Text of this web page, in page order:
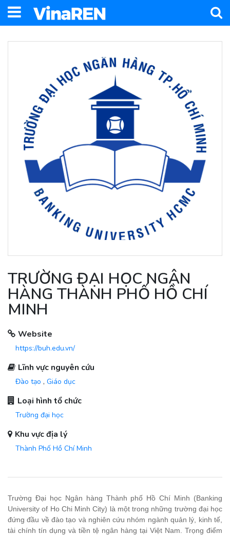
TRƯỜNG ĐẠI HỌC NGÂN
HÀNG THÀNH PHỐ HỒ CHÍ
MINH
Website
https://buh.edu.vn/
Lĩnh vực nguyên cứu
Đào tạo , Giáo dục
Loại hình tổ chức
Trường đại học
Khu vực địa lý
Thành Phố Hồ Chí Minh
Trường Đại học Ngân hàng Thành phố Hồ Chí Minh (Banking
University of Ho Chi Minh City) là một trong những trường đại học
đứng đầu về đào tạo và nghiên cứu nhóm ngành quản lý, kinh tế,
tài chính tín dụng và tiền tệ ngân hàng tại Việt Nam. Trọng điểm